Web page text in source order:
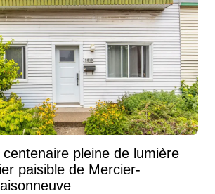
pleine de lumière
paisible de Mercier-